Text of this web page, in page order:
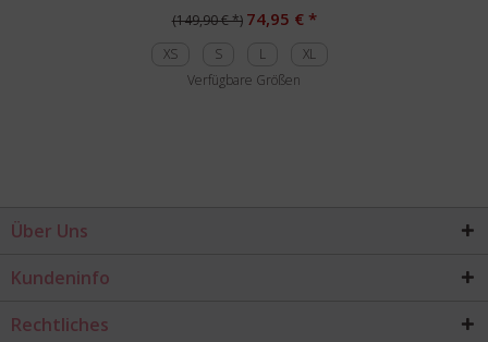
(149,90 € *) 74,95 € *
XS S L
XL
Verfügbare Größen
Über Uns
Kundeninfo
Rechtliches